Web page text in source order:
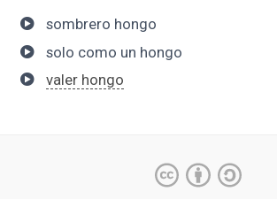
sombrero hongo
solo como un hongo
valer hongo